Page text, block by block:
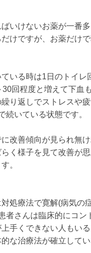
いけないお薬が一番
けですが、お薬だけ
いる時は1日のトイレ
回程度と増えて下血
り返しでストレスや
続いている状態です。
改善傾向が見られ無
らく様子を見て改善が
。
処療法で寛解(病気の
者さんは臨床的にコ
手くできない人もい
な治療法が確立して